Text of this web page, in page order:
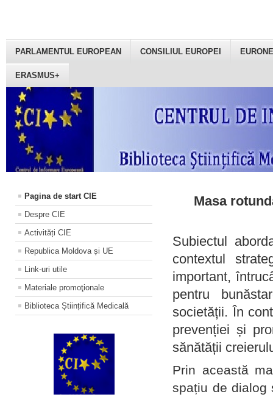
PARLAMENTUL EUROPEAN CONSILIUL EUROPEI
ERASMUS+
Pagina de start CIE
Despre CIE
Activități CIE
Republica Moldova și UE
Link-uri utile
Materiale promoţionale
Biblioteca Științifică Medicală
Masa
Subiectul
contextul
important,
pentru
societății. În
prevenției și
sănătății
Prin această
spațiu de dialog